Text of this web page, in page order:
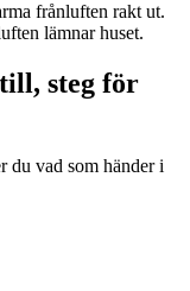
frånluften rakt ut.
lämnar huset.
steg för
du vad som händer i